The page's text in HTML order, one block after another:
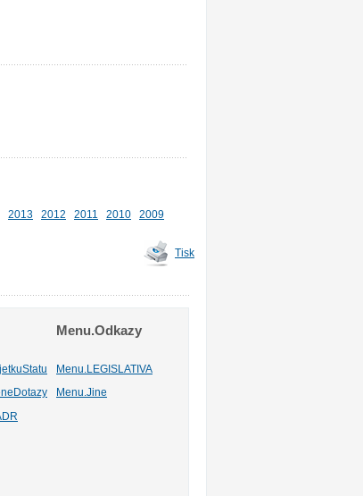
2013 2012 2011 2010
2009
Tisk
Menu.Odkazy
Menu.LEGISLATIVA
Menu.Jine